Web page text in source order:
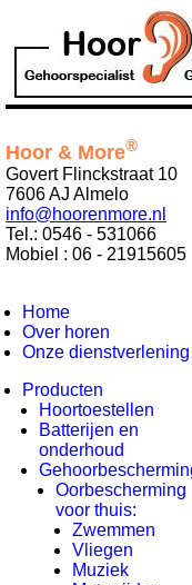
Hoor & More®
Govert Flinckstraat 10
7606 AJ Almelo
info@hoorenmore.nl
Tel.: 0546 - 531066
Mobiel : 06 - 21915605
Home
Over horen
Onze dienstverlening
Producten
Hoortoestellen
Batterijen en
onderhoud
Oorbescherming
voor thuis:
Zwemmen
Vliegen
Muziek